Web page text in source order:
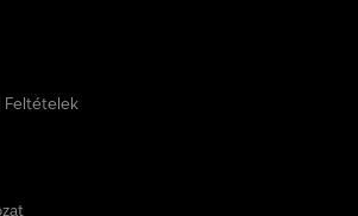
Feltételek